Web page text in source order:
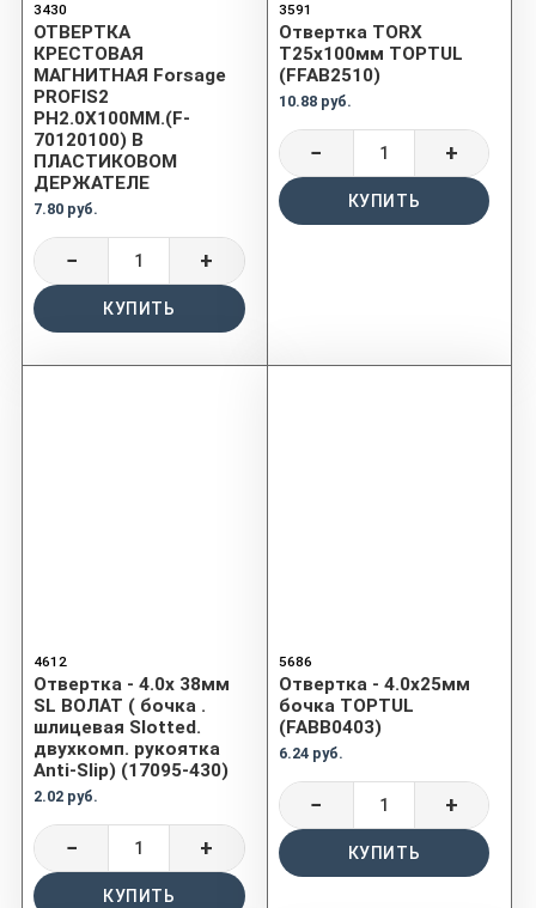
3430
ОТВЕРТКА
КРЕСТОВАЯ
МАГНИТНАЯ Forsage
PROFIS2
PH2.0Х100ММ.(F-
70120100) В
ПЛАСТИКОВОМ
ДЕРЖАТЕЛЕ
7.80 руб.
− +
КУПИТЬ
3591
Отвертка TORX
T25x100мм TOPTUL
(FFAB2510)
10.88 руб.
− +
КУПИТЬ
4612
Отвертка - 4.0х 38мм
SL ВОЛАТ ( бочка .
шлицевая Slotted.
двухкомп. рукоятка
Anti-Slip) (17095-430)
2.02 руб.
− +
КУПИТЬ
5686
Отвертка - 4.0x25мм
бочка TOPTUL
(FABB0403)
6.24 руб.
− +
КУПИТЬ